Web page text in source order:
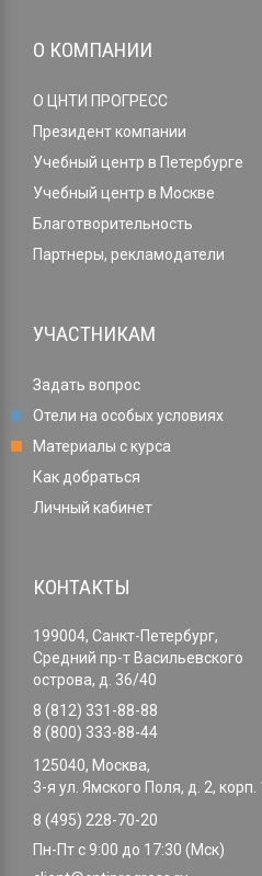
О КОМПАНИИ
О ЦНТИ ПРОГРЕСС
Президент компании
Учебный центр в Петербурге
Учебный центр в Москве
Благотворительность
Партнеры, рекламодатели
УЧАСТНИКАМ
Задать вопрос
Отели на особых условиях
Материалы с курса
Как добраться
Личный кабинет
КОНТАКТЫ
199004, Санкт-Петербург,
Средний пр-т Васильевского
острова, д. 36/40
8 (812) 331-88-88
8 (800) 333-88-44
125040, Москва,
3-я ул. Ямского Поля, д. 2, корп.
8 (495) 228-70-20
Пн-Пт с 9:00 до 17:30 (Мск)